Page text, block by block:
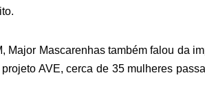
Major Mascarenhas também falou da
AVE, cerca de 35 mulheres